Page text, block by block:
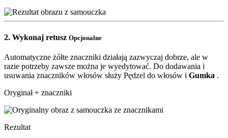
2. Wykonaj retusz Opcjonalne
Automatyczne żółte znaczniki działają zazwyczaj dobrze, ale w
razie potrzeby zawsze można je wyedytować. Do dodawania i
usuwania znaczników włosów służy Pędzel do włosów i Gumka .
Oryginał + znaczniki
Rezultat